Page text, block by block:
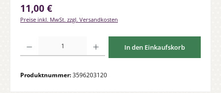
Regulärer Preis:
11,00 €
Preise inkl. MwSt. zzgl. Versandkosten
In den Einkaufskorb
Produktnummer:3596203120